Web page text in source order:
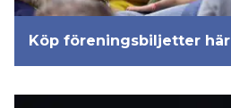
Köp föreningsbiljetter här